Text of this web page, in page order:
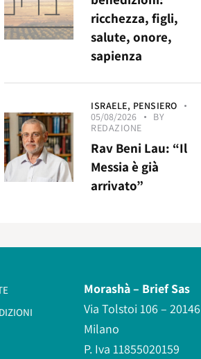
ricchezza, figli,
salute, onore,
sapienza
ISRAELE, PENSIERO
05/08/2026
BY
REDAZIONE
Rav Beni Lau: “Il
Messia è già
arrivato”
Morashà – Brief Sas
Via Tolstoi 106 – 20146
Milano
P. Iva 11855020159